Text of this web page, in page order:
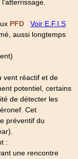
PFD
Voir E.F.I.S
aussi longtemps
vent réactif et de
potentiel, certains
de détecter les
Cet
préventif du
:
une rencontre